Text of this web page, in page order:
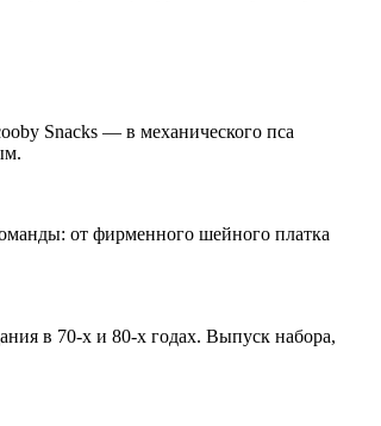
Snacks — в механического пса
от фирменного шейного платка
в 70-х и 80-х годах. Выпуск набора,